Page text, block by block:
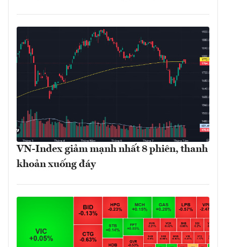
VN-Index giảm mạnh nhất 8 phiên, thanh
khoản xuống đáy